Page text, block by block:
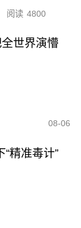
阅读 4800
全世界演懵
08-06
精准毒计”